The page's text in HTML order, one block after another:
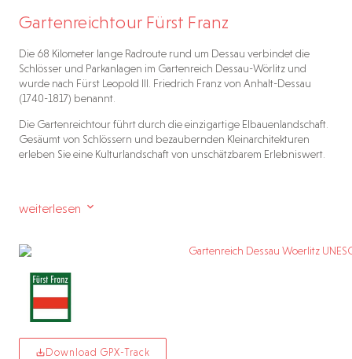
Gartenreichtour Fürst Franz
Die 68 Kilometer lange Radroute rund um Dessau verbindet die
Schlösser und Parkanlagen im Gartenreich Dessau-Wörlitz und
wurde nach Fürst Leopold III. Friedrich Franz von Anhalt-Dessau
(1740-1817) benannt.
Die Gartenreichtour führt durch die einzigartige Elbauenlandschaft.
Gesäumt von Schlössern und bezaubernden Kleinarchitekturen
erleben Sie eine Kulturlandschaft von unschätzbarem Erlebniswert.
weiterlesen
Download GPX-Track